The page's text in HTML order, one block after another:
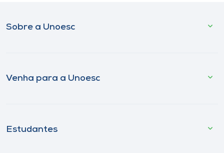
Sobre a Unoesc
Venha para a Unoesc
Estudantes